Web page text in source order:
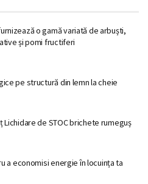
o gamă variată de arbuști,
și pomi fructiferi
pe structură din lemn la cheie
de STOC brichete rumeguș
a economisi energie în locuința ta